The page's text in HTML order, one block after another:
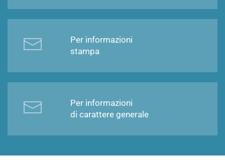
Per informazioni
stampa
Per informazioni
di carattere generale